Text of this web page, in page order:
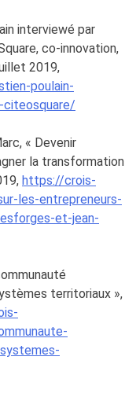
interviewé par
co-innovation,
2019,
poulain-
citeosquare/
« Devenir
la transformation
https://crois-
les-entrepreneurs-
et-jean-
territoriaux »,